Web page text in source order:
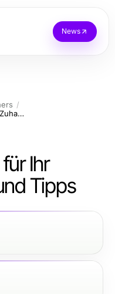
News
Die ultimative Raumgestaltung für Ihr Zuhause: Ideen und Tipps
Ihr
Tipps